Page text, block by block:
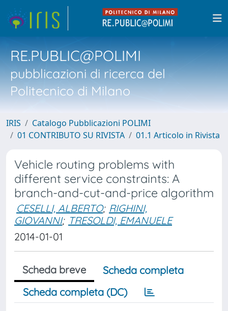
RE.PUBLIC@POLIMI
pubblicazioni di ricerca del
Politecnico di Milano
IRIS
Catalogo Pubblicazioni POLIMI
01 CONTRIBUTO SU RIVISTA
01.1 Articolo in Rivista
Vehicle routing problems with
different service constraints: A
branch-and-cut-and-price algorithm
CESELLI, ALBERTO; RIGHINI,
GIOVANNI; TRESOLDI, EMANUELE
2014-01-01
Scheda breve
Scheda completa
Scheda completa (DC)